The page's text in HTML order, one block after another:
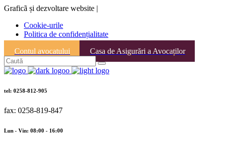
Graficã și dezvoltare website |
Cookie-urile
Politica de confidențialitate
Contul avocatului
Casa de Asigurări a Avocaților
tel: 0258-812-905
fax: 0258-819-847
Lun - Vin: 08:00 - 16:00